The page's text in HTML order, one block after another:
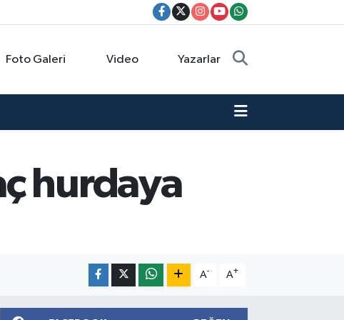
Foto Galeri Video Yazarlar
hurdaya
A- A+